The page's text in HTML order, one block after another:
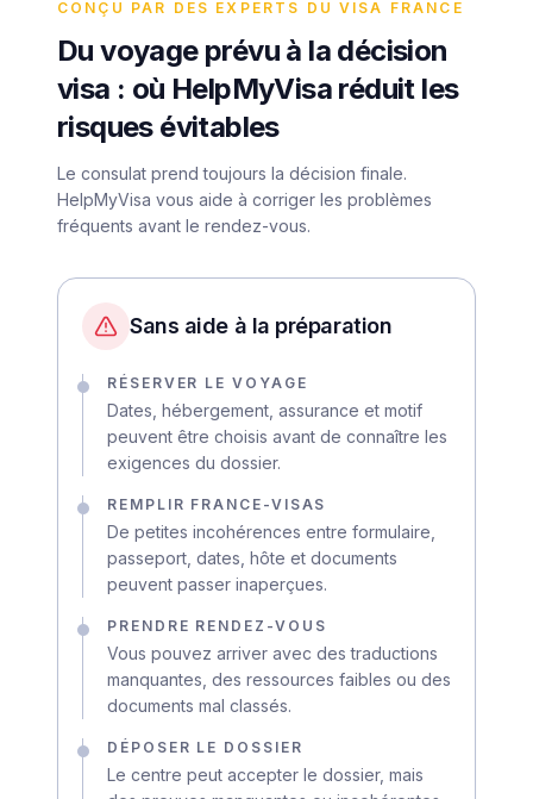
CONÇU PAR DES EXPERTS DU VISA FRANCE
Du voyage prévu à la décision
visa : où HelpMyVisa réduit les
risques évitables
Le consulat prend toujours la décision finale.
HelpMyVisa vous aide à corriger les problèmes
fréquents avant le rendez-vous.
Sans aide à la préparation
RÉSERVER LE VOYAGE
Dates, hébergement, assurance et motif
peuvent être choisis avant de connaître les
exigences du dossier.
REMPLIR FRANCE-VISAS
De petites incohérences entre formulaire,
passeport, dates, hôte et documents
peuvent passer inaperçues.
PRENDRE RENDEZ-VOUS
Vous pouvez arriver avec des traductions
manquantes, des ressources faibles ou des
documents mal classés.
DÉPOSER LE DOSSIER
Le centre peut accepter le dossier, mais